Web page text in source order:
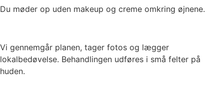
Du møder op uden makeup og creme omkring øjnene.
Vi gennemgår planen, tager fotos og lægger
lokalbedøvelse. Behandlingen udføres i små felter på
huden.